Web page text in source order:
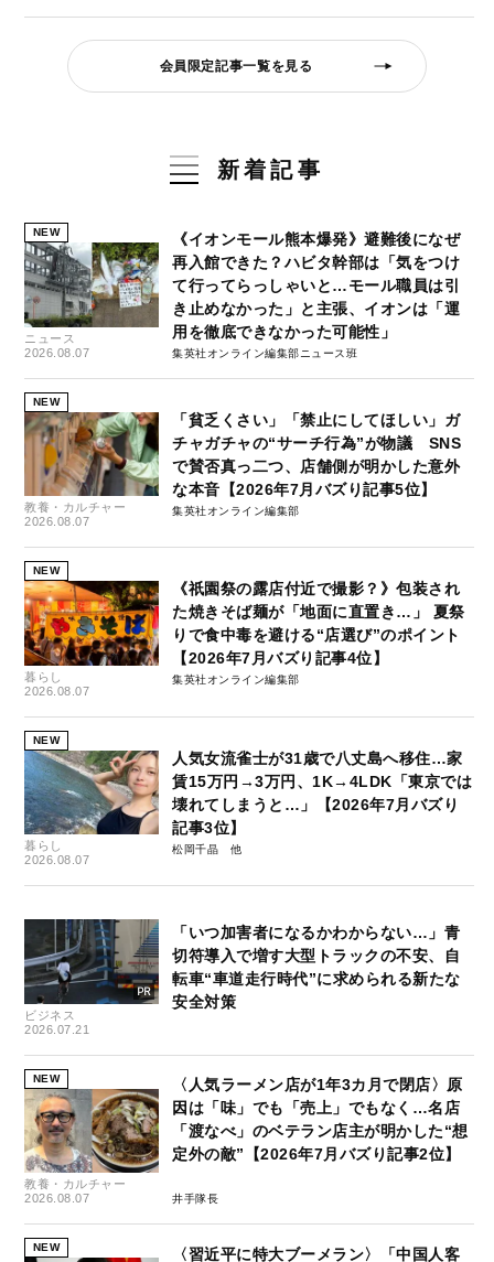
会員限定記事一覧を見る
新着記事
NEW
ニュース
2026.08.07
《イオンモール熊本爆発》避難後になぜ
再入館できた？ハビタ幹部は「気をつけ
て行ってらっしゃいと…モール職員は引
き止めなかった」と主張、イオンは「運
用を徹底できなかった可能性」
集英社オンライン編集部ニュース班
NEW
教養・カルチャー
2026.08.07
「貧乏くさい」「禁止にしてほしい」ガ
チャガチャの“サーチ行為”が物議 SNS
で賛否真っ二つ、店舗側が明かした意外
な本音【2026年7月バズり記事5位】
集英社オンライン編集部
NEW
暮らし
2026.08.07
《祇園祭の露店付近で撮影？》包装され
た焼きそば麺が「地面に直置き…」 夏祭
りで食中毒を避ける“店選び”のポイント
【2026年7月バズり記事4位】
集英社オンライン編集部
NEW
暮らし
2026.08.07
人気女流雀士が31歳で八丈島へ移住…家
賃15万円→3万円、1K→4LDK「東京では
壊れてしまうと…」【2026年7月バズり
記事3位】
松岡千晶
ビジネス
2026.07.21
「いつ加害者になるかわからない…」青
切符導入で増す大型トラックの不安、自
転車“車道走行時代”に求められる新たな
安全対策
NEW
教養・カルチャー
2026.08.07
〈人気ラーメン店が1年3カ月で閉店〉原
因は「味」でも「売上」でもなく…名店
「渡なべ」のベテラン店主が明かした“想
定外の敵”【2026年7月バズり記事2位】
井手隊長
NEW
〈習近平に特大ブーメラン〉「中国人客